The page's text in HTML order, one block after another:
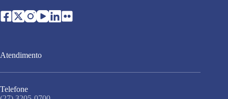
Atendimento
Telefone